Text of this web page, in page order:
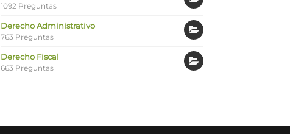
1092 Preguntas
Derecho Administrativo
763 Preguntas
Derecho Fiscal
663 Preguntas